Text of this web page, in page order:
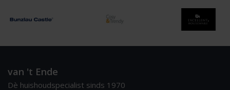
van 't Ende
Dè huishoudspecialist sinds 1970